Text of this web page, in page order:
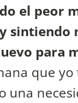
el peor
sintiendo
para
que yo
una